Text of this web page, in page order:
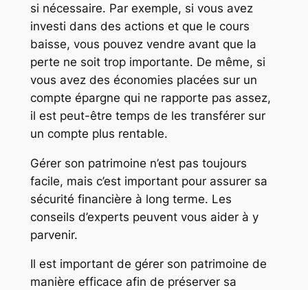
si nécessaire. Par exemple, si vous avez
investi dans des actions et que le cours
baisse, vous pouvez vendre avant que la
perte ne soit trop importante. De même, si
vous avez des économies placées sur un
compte épargne qui ne rapporte pas assez,
il est peut-être temps de les transférer sur
un compte plus rentable.
Gérer son patrimoine n’est pas toujours
facile, mais c’est important pour assurer sa
sécurité financière à long terme. Les
conseils d’experts peuvent vous aider à y
parvenir.
Il est important de gérer son patrimoine de
manière efficace afin de préserver sa